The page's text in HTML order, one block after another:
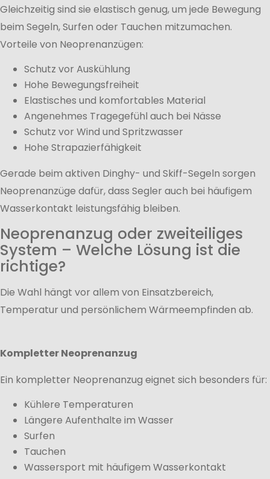
Gleichzeitig sind sie elastisch genug, um jede Bewegung
beim Segeln, Surfen oder Tauchen mitzumachen.
Vorteile von Neoprenanzügen:
Schutz vor Auskühlung
Hohe Bewegungsfreiheit
Elastisches und komfortables Material
Angenehmes Tragegefühl auch bei Nässe
Schutz vor Wind und Spritzwasser
Hohe Strapazierfähigkeit
Gerade beim aktiven Dinghy- und Skiff-Segeln sorgen
Neoprenanzüge dafür, dass Segler auch bei häufigem
Wasserkontakt leistungsfähig bleiben.
Neoprenanzug oder zweiteiliges
System – Welche Lösung ist die
richtige?
Die Wahl hängt vor allem von Einsatzbereich,
Temperatur und persönlichem Wärmeempfinden ab.
Kompletter Neoprenanzug
Ein kompletter Neoprenanzug eignet sich besonders für:
Kühlere Temperaturen
Längere Aufenthalte im Wasser
Surfen
Tauchen
Wassersport mit häufigem Wasserkontakt